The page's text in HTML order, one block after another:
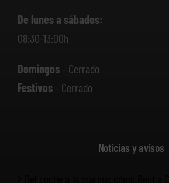
De lunes a sábados:
08:30-13:00h
Domingos– Cerrado
Festivos– Cerrado
Noticias y avisos